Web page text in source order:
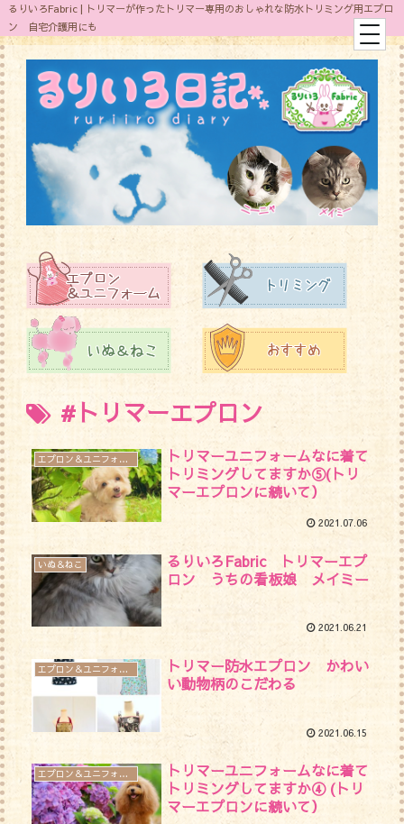
るりいろFabric | トリマーが作ったトリマー専用のおしゃれな防水トリミング用エプロ
ン 自宅介護用にも
#トリマーエプロン
エプロン＆ユニフォーム
トリマーユニフォームなに着て
トリミングしてますか⑤(トリ
マーエプロンに続いて）
2021.07.06
いぬ＆ねこ
るりいろFabric トリマーエプ
ロン うちの看板娘 メイミー
2021.06.21
エプロン＆ユニフォーム
トリマー防水エプロン かわい
い動物柄のこだわる
2021.06.15
エプロン＆ユニフォーム
トリマーユニフォームなに着て
トリミングしてますか④ (トリ
マーエプロンに続いて）